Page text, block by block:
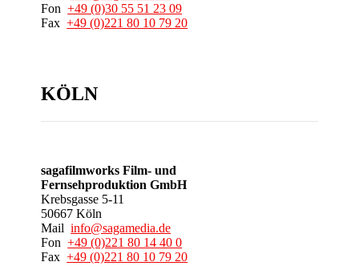
Fon+49 (0)30 55 51 23 09
Fax+49 (0)221 80 10 79 20
KÖLN
sagafilmworks Film- und
Fernsehproduktion GmbH
Krebsgasse 5-11
50667 Köln
Mailinfo@sagamedia.de
Fon+49 (0)221 80 14 40 0
Fax+49 (0)221 80 10 79 20